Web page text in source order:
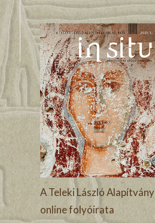
A Teleki László Alapítvány
online folyóirata